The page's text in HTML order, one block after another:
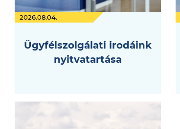
2026.08.04.
Ügyfélszolgálati irodáink
nyitvatartása